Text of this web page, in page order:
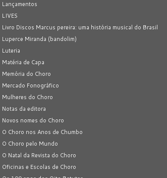
Lançamentos
LIVES
Livro Discos Marcus pereira: uma história musical do Brasil
Luperce Miranda (bandolim)
Luteria
Matéria de Capa
Memória do Choro
Mercado Fonográfico
Mulheres do Choro
Notas da editora
Novos nomes do Choro
O Choro nos Anos de Chumbo
O Choro pelo Mundo
O Natal da Revista do Choro
Oficinas e Escolas de Choro